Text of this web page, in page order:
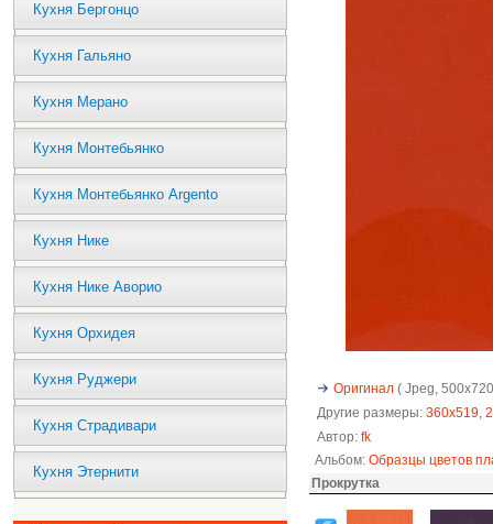
Кухня Бергонцо
Кухня Гальяно
Кухня Мерано
Кухня Монтебьянко
Кухня Монтебьянко Argento
Кухня Нике
Кухня Нике Аворио
Кухня Орхидея
Кухня Руджери
Кухня Страдивари
Кухня Этернити
Оригинал ( Jpeg,
Другие размеры: 360x519,
Автор: fk
Альбом: Образцы цветов
Прокрутка